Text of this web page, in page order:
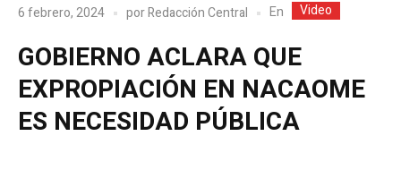
6 febrero, 2024 porRedacción Central En Video
GOBIERNO ACLARA QUE
EXPROPIACIÓN EN NACAOME
ES NECESIDAD PÚBLICA